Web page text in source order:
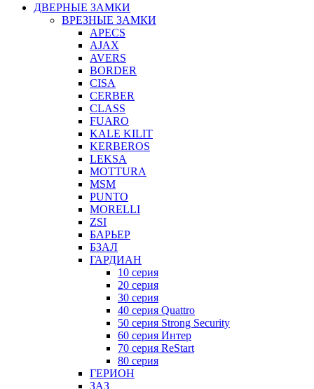
ДВЕРНЫЕ ЗАМКИ
ВРЕЗНЫЕ ЗАМКИ
APECS
AJAX
AVERS
BORDER
CISA
CERBER
CLASS
FUARO
KALE KILIT
KERBEROS
LEKSA
MOTTURA
MSM
PUNTO
MORELLI
ZSI
БАРЬЕР
БЗАЛ
ГАРДИАН
10 серия
20 серия
30 серия
40 серия Quattro
50 серия Strong Security
60 серия Интер
70 серия ReStart
80 серия
ГЕРИОН
ЗАЗ